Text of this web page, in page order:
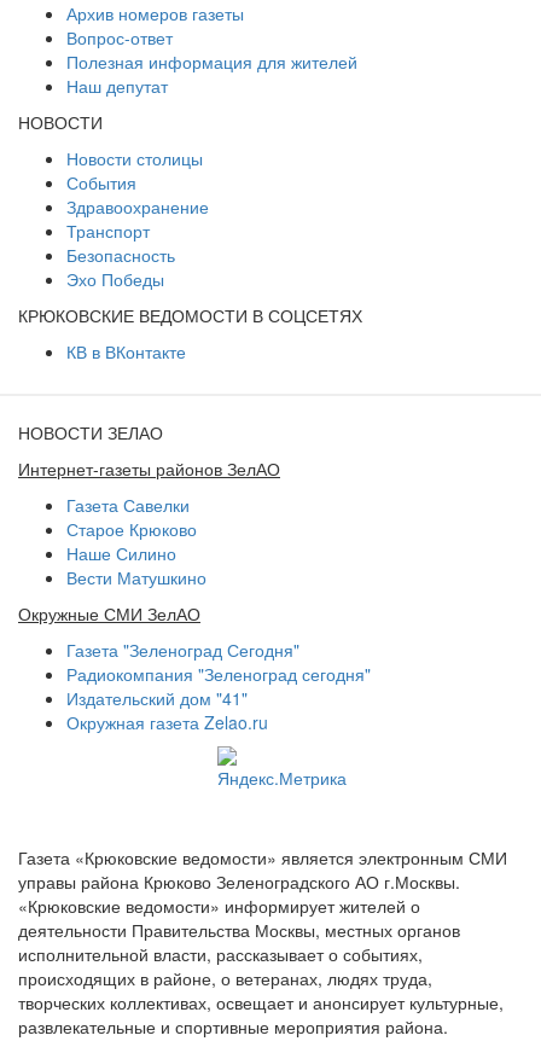
Архив номеров газеты
Вопрос-ответ
Полезная информация для жителей
Наш депутат
НОВОСТИ
Новости столицы
События
Здравоохранение
Транспорт
Безопасность
Эхо Победы
КРЮКОВСКИЕ ВЕДОМОСТИ В СОЦСЕТЯХ
КВ в ВКонтакте
НОВОСТИ ЗЕЛАО
Интернет-газеты районов ЗелАО
Газета Савелки
Старое Крюково
Наше Силино
Вести Матушкино
Окружные СМИ ЗелАО
Газета "Зеленоград Сегодня"
Радиокомпания "Зеленоград сегодня"
Издательский дом "41"
Окружная газета Zelao.ru
Газета «Крюковские ведомости» является электронным СМИ
управы района Крюково Зеленоградского АО г.Москвы.
«Крюковские ведомости» информирует жителей о
деятельности Правительства Москвы, местных органов
исполнительной власти, рассказывает о событиях,
происходящих в районе, о ветеранах, людях труда,
творческих коллективах, освещает и анонсирует культурные,
развлекательные и спортивные мероприятия района.